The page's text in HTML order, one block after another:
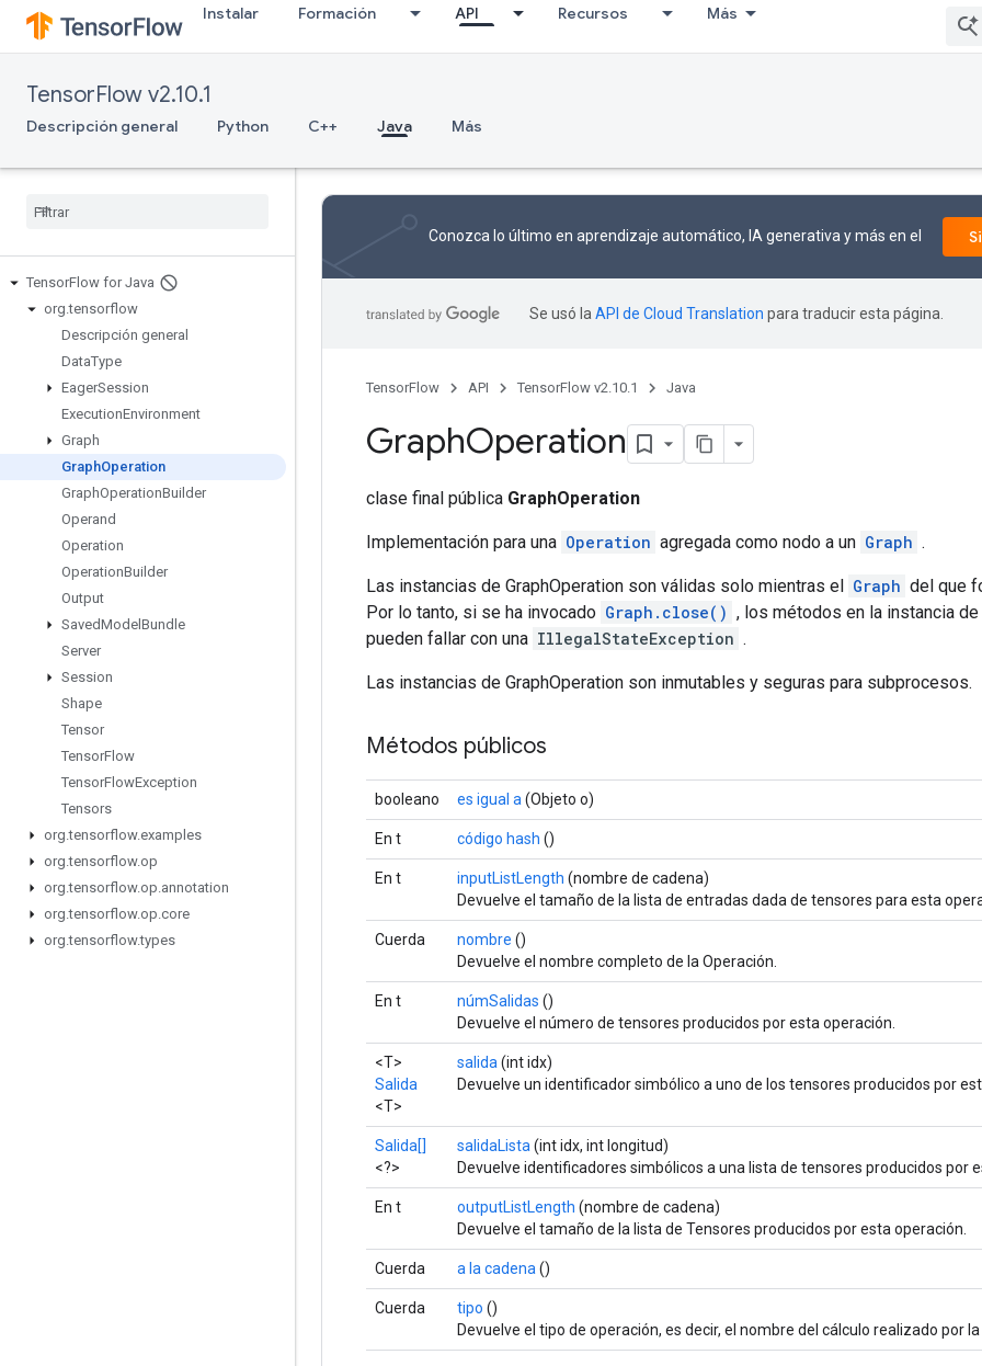
Instalar Formación API Recursos Más
TensorFlow v2.10.1
Descripción general Python C++ Java Más
TensorFlow for Java
org.tensorflow
Descripción general
DataType
EagerSession
ExecutionEnvironment
Graph
GraphOperation
GraphOperationBuilder
Operand
Operation
OperationBuilder
Output
SavedModel Bundle
Server
Session
Shape
Tensor
TensorFlow
TensorFlowException
Tensors
org.tensorflow.examples
org.tensorflow.op
org.tensorflow.op.annotation
org.tensorflow.op.core
org.tensorflow.types
Conozca lo último en aprendizaje automático, IA generativa y más en el
Se usó la API de Cloud Translation para traducir esta página.
TensorFlow API TensorFlow v2.10.1 Java
GraphOperation
clase final pública GraphOperation
Implementación para una Operation agregada como nodo a un Graph .
Las instancias de GraphOperation son válidas solo mientras el Graph del que
Por lo tanto, si se ha invocado Graph.close() , los métodos en la instancia de
pueden fallar con una IllegalStateException .
Las instancias de GraphOperation son inmutables y seguras para subprocesos.
Métodos públicos
booleano es igual a (Objeto o)
En t código hash ()
En t inputListLength (nombre de cadena)
Devuelve el tamaño de la lista de entradas dada de tensores para esta
Cuerda nombre ()
Devuelve el nombre completo de la Operación.
En t númSalidas ()
Devuelve el número de tensores producidos por esta operación.
<T>
Salida
<T>
salida (int idx)
Devuelve un identificador simbólico a uno de los tensores producidos por
Salida[]
<?>
salidaLista (int idx, int longitud)
Devuelve identificadores simbólicos a una lista de tensores producidos por
En t outputListLength (nombre de cadena)
Devuelve el tamaño de la lista de Tensores producidos por esta operación.
Cuerda a la cadena ()
Cuerda tipo ()
Devuelve el tipo de operación, es decir, el nombre del cálculo realizado por